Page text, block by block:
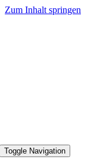
Zum Inhalt springen
Toggle Navigation